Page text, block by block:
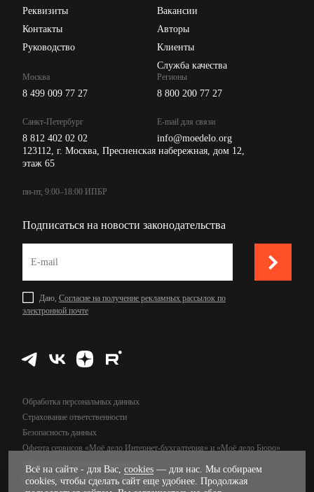
Реквизиты
Контакты
Руководство
Вакансии
Авторы
Клиенты
Служба качества
Москва
8 499 009 77 27
Санкт-Петербург
8 812 402 02 02
Регионы
8 800 200 77 27
E-mail для связи
info@moedelo.org
123112, г. Москва, Пресненская набережная, дом 12,
этаж 65
пн-пт, 9:00–18:00 ИПБР
Подписаться на новости законодательства
Даю, Согласие на получение рекламных рассылок по
электронной почте
Обработка персональных данных
Страхование ответственности
Безопасность данных
Оферта сервисов «Моё дело Интернет-бухгалтерия» и «Моё дело Бюро»
Оферта услуг бухсопровождения
Оферта сервиса «Моё дело Финансы»
Всё на сайте - для Вас, cookies — для нас. Мы собираем
cookies, чтобы сделать сайт еще удобнее. Продолжая